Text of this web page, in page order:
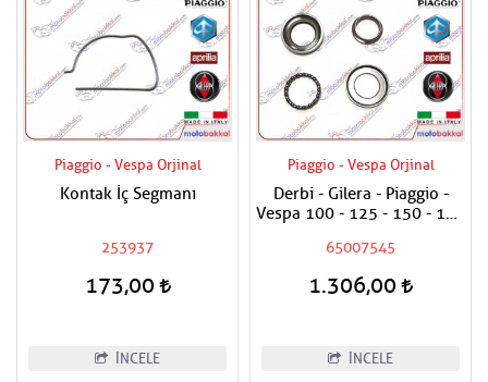
Piaggio - Vespa Orjinal
Kontak İç Segmanı
253937
173,00
İNCELE
Piaggio - Vespa Orjinal
Derbi - Gilera - Piaggio -
Vespa 100 - 125 - 150 - 180
Maşa Rulman Set Alt - Furş
Rulman Set Alt
65007545
1.306,00
İNCELE